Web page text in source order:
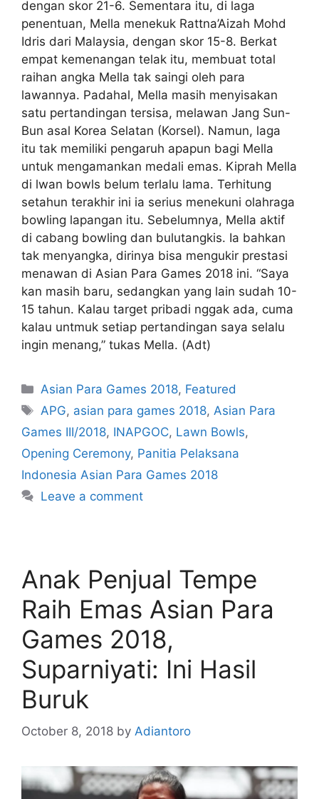
dengan skor 21-6. Sementara itu, di laga
penentuan, Mella menekuk Rattna’Aizah Mohd
Idris dari Malaysia, dengan skor 15-8. Berkat
empat kemenangan telak itu, membuat total
raihan angka Mella tak saingi oleh para
lawannya. Padahal, Mella masih menyisakan
satu pertandingan tersisa, melawan Jang Sun-
Bun asal Korea Selatan (Korsel). Namun, laga
itu tak memiliki pengaruh apapun bagi Mella
untuk mengamankan medali emas. Kiprah Mella
di lwan bowls belum terlalu lama. Terhitung
setahun terakhir ini ia serius menekuni olahraga
bowling lapangan itu. Sebelumnya, Mella aktif
di cabang bowling dan bulutangkis. Ia bahkan
tak menyangka, dirinya bisa mengukir prestasi
menawan di Asian Para Games 2018 ini. “Saya
kan masih baru, sedangkan yang lain sudah 10-
15 tahun. Kalau target pribadi nggak ada, cuma
kalau untmuk setiap pertandingan saya selalu
ingin menang,” tukas Mella. (Adt)
Asian Para Games 2018, Featured
APG, asian para games 2018,Asian Para
Games III/2018, INAPGOC, Lawn Bowls,
Opening Ceremony, Panitia Pelaksana
Indonesia Asian Para Games 2018
Leave a comment
Anak Penjual Tempe
Raih Emas Asian Para
Games 2018,
Suparniyati: Ini Hasil
Buruk
October 8, 2018 by Adiantoro